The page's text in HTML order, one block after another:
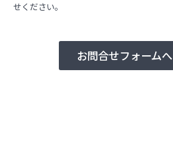
せください。
お問合せフォームへ